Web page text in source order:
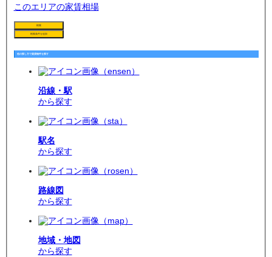
このエリアの家賃相場
検索
検索条件を追加
他の探し方で賃貸物件を探す
沿線・駅
から探す
駅名
から探す
路線図
から探す
地域・地図
から探す